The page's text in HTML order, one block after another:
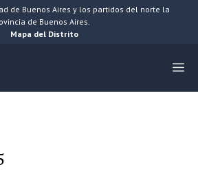
de Buenos Aires y los partidos del norte la
de Buenos Aires.
Mapa del Distrito